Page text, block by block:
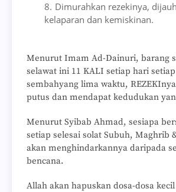
Dimurahkan rezekinya,
kelaparan dan kemiskinan.
Menurut Imam Ad-Dainuri, barang
selawat ini 11 KALI setiap hari
sembahyang lima waktu,
putus dan mendapat kedudukan
Menurut Syibab Ahmad, sesiapa
setiap selesai solat Subuh, Maghrib
akan menghindarkannya daripada
bencana.
Allah akan hapuskan dosa-dosa